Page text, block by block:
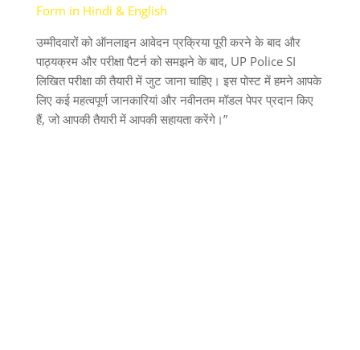
Form in Hindi & English
उम्मीदवारों को ऑनलाइन आवेदन प्रक्रिया पूरी करने के बाद और
पाठ्यक्रम और परीक्षा पैटर्न को समझने के बाद, UP Police SI
लिखित परीक्षा की तैयारी में जुट जाना चाहिए। इस पोस्ट में हमने आपके
लिए कई महत्वपूर्ण जानकारियां और नवीनतम मॉडल पेपर प्रदान किए
हैं, जो आपकी तैयारी में आपकी सहायता करेंगे।”